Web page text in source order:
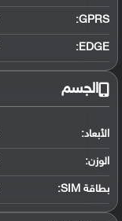
GPRS:
EDGE:
الجسم
الأبعاد:
الوزن:
بطاقة SIM: